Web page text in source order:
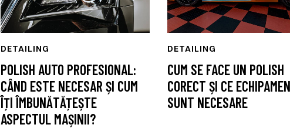
DETAILING
POLISH AUTO PROFESIONAL:
CÂND ESTE NECESAR ȘI CUM
ÎȚI ÎMBUNĂTĂȚEȘTE
ASPECTUL MAȘINII?
DETAILING
CUM SE FACE UN POLISH
CORECT ȘI CE
SUNT NECESARE